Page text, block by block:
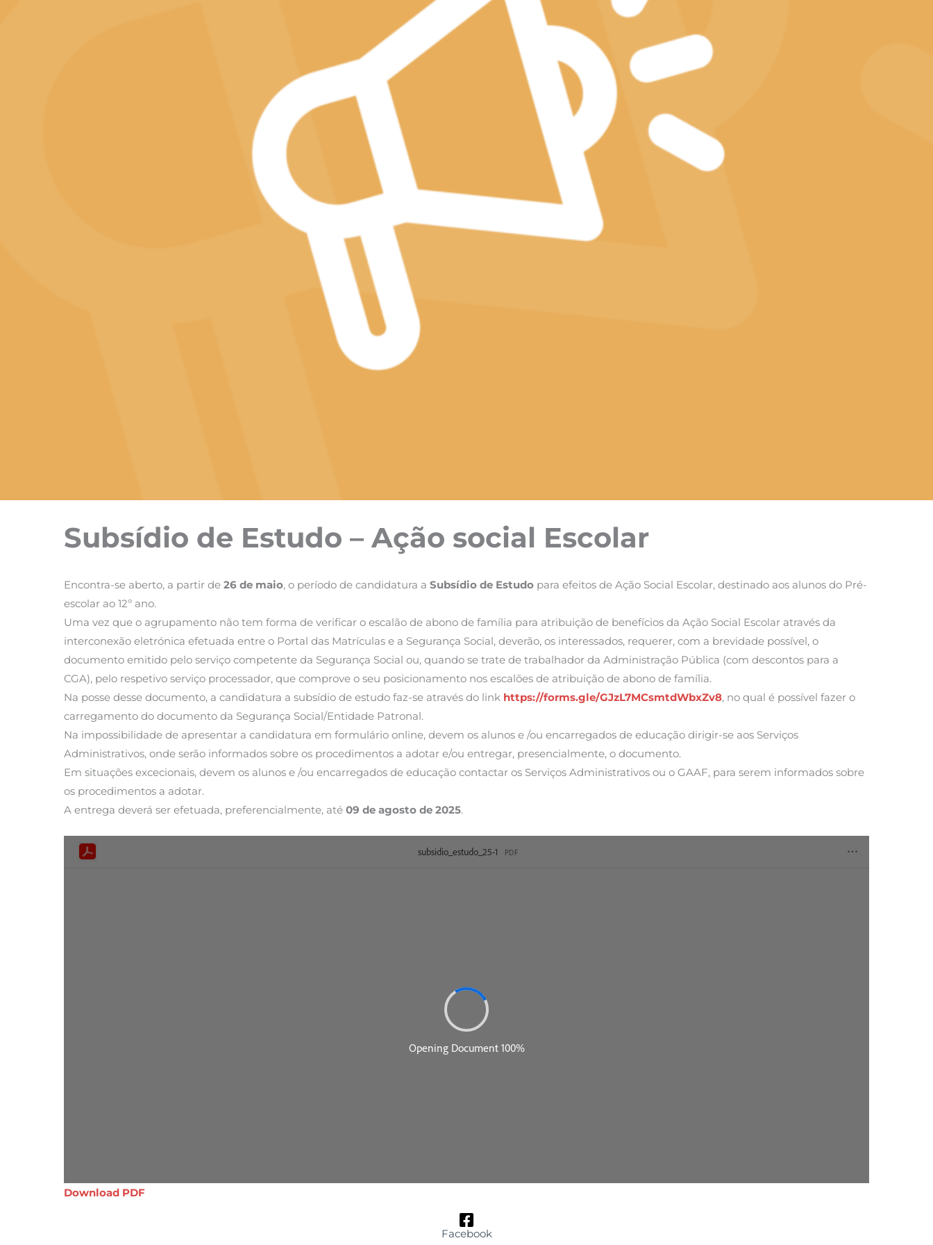
Subsídio de Estudo – Ação social Escolar
Encontra-se aberto, a partir de 26 de maio, o período de candidatura a Subsídio de Estudo para efeitos de Ação Social Escolar, destinado aos alunos do Pré-
escolar ao 12º ano.
Uma vez que o agrupamento não tem forma de verificar o escalão de abono de família para atribuição de benefícios da Ação Social Escolar através da
interconexão eletrónica efetuada entre o Portal das Matrículas e a Segurança Social, deverão, os interessados, requerer, com a brevidade possível, o
documento emitido pelo serviço competente da Segurança Social ou, quando se trate de trabalhador da Administração Pública (com descontos para a
CGA), pelo respetivo serviço processador, que comprove o seu posicionamento nos escalões de atribuição de abono de família.
Na posse desse documento, a candidatura a subsídio de estudo faz-se através do link https://forms.gle/GJzL7MCsmtdWbxZv8, no qual é possível fazer o
carregamento do documento da Segurança Social/Entidade Patronal.
Na impossibilidade de apresentar a candidatura em formulário online, devem os alunos e /ou encarregados de educação dirigir-se aos Serviços
Administrativos, onde serão informados sobre os procedimentos a adotar e/ou entregar, presencialmente, o documento.
Em situações excecionais, devem os alunos e /ou encarregados de educação contactar os Serviços Administrativos ou o GAAF, para serem informados sobre
os procedimentos a adotar.
A entrega deverá ser efetuada, preferencialmente, até 09 de agosto de 2025.
Download PDF
Facebook